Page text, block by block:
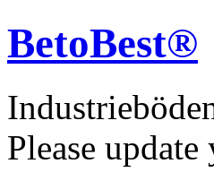
BetoBest®
Please update